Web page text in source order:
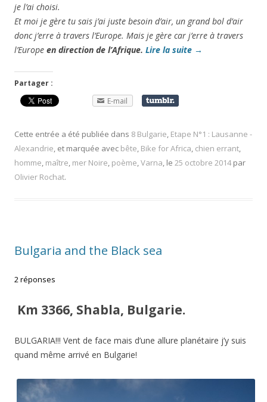
je l’ai choisi.
Et moi je gère tu sais j’ai juste besoin d’air, un grand bol d’air
donc j’erre à travers l’Europe. Mais je gère car j’erre à travers
l’Europe en direction de l’Afrique. Lire la suite →
Partager :
E-mail
Cette entrée a été publiée dans 8 Bulgarie Etape N°1 : Lausanne -
Alexandrie , et marquée avec bête Bike for Africa chien errant
homme maître mer Noire poème Varna , le 25 octobre 2014 par
Olivier Rochat.
Bulgaria and the Black sea
2 réponses
Km 3366, Shabla, Bulgarie.
BULGARIA!!! Vent de face mais d’une allure planétaire j’y suis
quand même arrivé en Bulgarie!